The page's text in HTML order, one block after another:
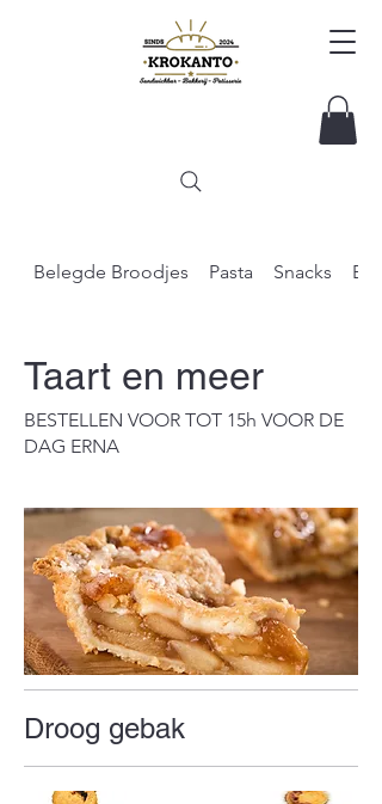
Belegde Broodjes Pasta Snacks
Taart en meer
BESTELLEN VOOR TOT 15h VOOR DE
DAG ERNA
Droog gebak